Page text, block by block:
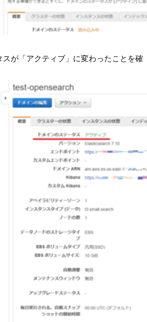
スが「アクティブ」に変わったことを確